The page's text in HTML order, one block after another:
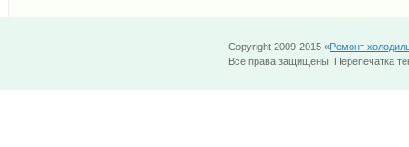
Copyright 2009-2015 «Ремонт
Все права защищены. Перепечатка